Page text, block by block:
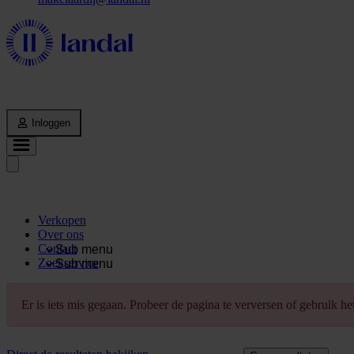
Inloggen
Verkopen
Over ons
Sub menu
Contact
Sub menu
Zoekservice
Er is iets mis gegaan. Probeer de pagina te verversen of gebruik